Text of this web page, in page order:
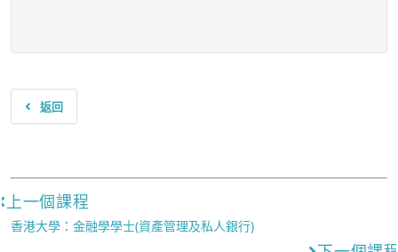
返回
上一個課程
香港大學：金融學學士(資產管理及私人銀行)